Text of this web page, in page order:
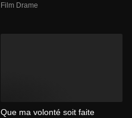
Film Drame
Que ma volonté soit faite